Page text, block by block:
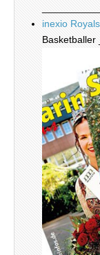
inexio
Basketballer